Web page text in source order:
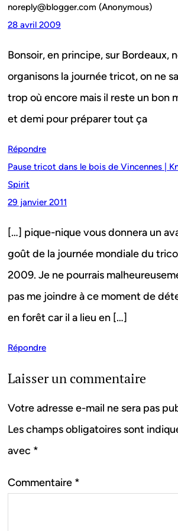
noreply@blogger.com (Anonymous)
28 avril 2009
Bonsoir, en principe, sur Bordeaux,
organisons la journée tricot, on ne
trop où encore mais il reste un bon
et demi pour préparer tout ça
Répondre
Pause tricot dans le bois de Vincennes |
Spirit
29 janvier 2011
[…] pique-nique vous donnera un
goût de la journée mondiale du
2009. Je ne pourrais
pas me joindre à ce moment de
en forêt car il a lieu en […]
Répondre
Laisser un commentaire
Votre adresse e-mail ne sera pas
Les champs obligatoires sont
avec *
Commentaire *